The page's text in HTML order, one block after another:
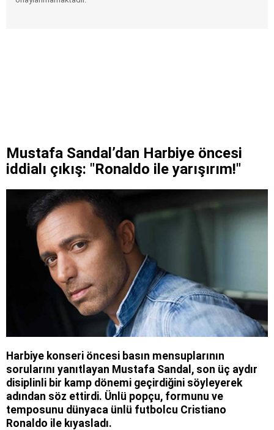
Mustafa Sandal’dan Harbiye öncesi
iddialı çıkış: "Ronaldo ile yarışırım!"
Harbiye konseri öncesi basın mensuplarının
sorularını yanıtlayan Mustafa Sandal, son üç aydır
disiplinli bir kamp dönemi geçirdiğini söyleyerek
adından söz ettirdi. Ünlü popçu, formunu ve
temposunu dünyaca ünlü futbolcu Cristiano
Ronaldo ile kıyasladı.